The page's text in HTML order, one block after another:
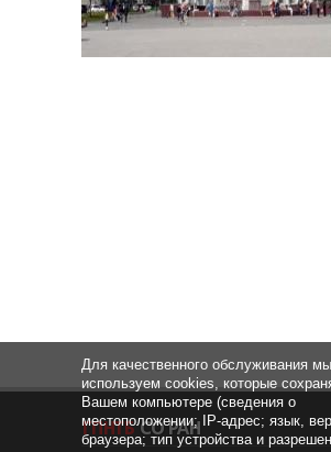
Для качественного обслуживания мы
используем cookies, которые
Вашем компьютере (сведения о
местоположении; IP-адрес; язык,
браузера; тип устройства и